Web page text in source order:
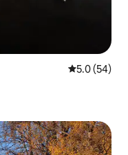
คะแนนเฉลี่ย
5.0 (54)